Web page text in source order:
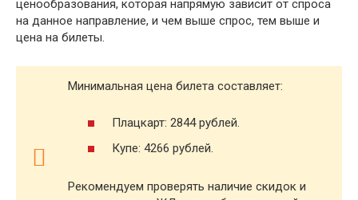
ценообразования, которая напрямую зависит от спроса
на данное направление, и чем выше спрос, тем выше и
цена на билеты.
Минимальная цена билета составляет:
Плацкарт: 2844 рублей.
Купе: 4266 рублей.
Рекомендуем проверять наличие скидок и